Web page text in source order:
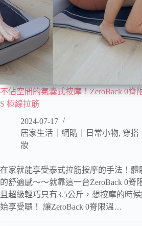
不佔空間的氣囊式按摩！ZeroBack 0脊
S 極線拉筋
2024-07-17
居家生活｜網購｜日常小物, 穿搭
妝
在家就能享受泰式拉筋按摩的手法！體
的舒適感～～就靠這一台ZeroBack 0脊
且超級輕巧只有3.5公斤，想按摩的時
始享受囉！ 讓ZeroBack 0脊限溫…